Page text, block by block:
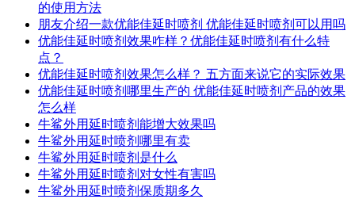
的使用方法
朋友介绍一款优能佳延时喷剂 优能佳延时喷剂可以用吗
优能佳延时喷剂效果咋样？优能佳延时喷剂有什么特
点？
优能佳延时喷剂效果怎么样？ 五方面来说它的实际效果
优能佳延时喷剂哪里生产的 优能佳延时喷剂产品的效果
怎么样
牛鲨外用延时喷剂能增大效果吗
牛鲨外用延时喷剂哪里有卖
牛鲨外用延时喷剂是什么
牛鲨外用延时喷剂对女性有害吗
牛鲨外用延时喷剂保质期多久